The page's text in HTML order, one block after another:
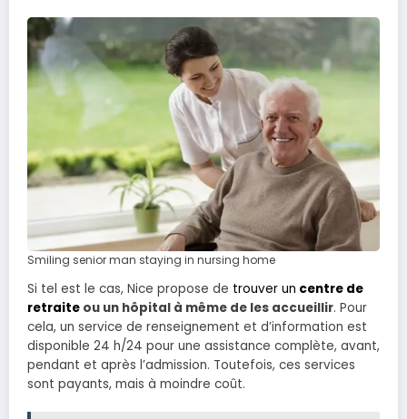
Smiling senior man staying in nursing home
Si tel est le cas, Nice propose de trouver un centre de
retraite ou un hôpital à même de les accueillir. Pour
cela, un service de renseignement et d’information est
disponible 24 h/24 pour une assistance complète, avant,
pendant et après l’admission. Toutefois, ces services
sont payants, mais à moindre coût.